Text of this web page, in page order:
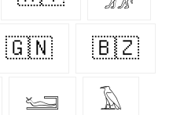
🇬🇳 🇧🇿
𓆒 𓄿